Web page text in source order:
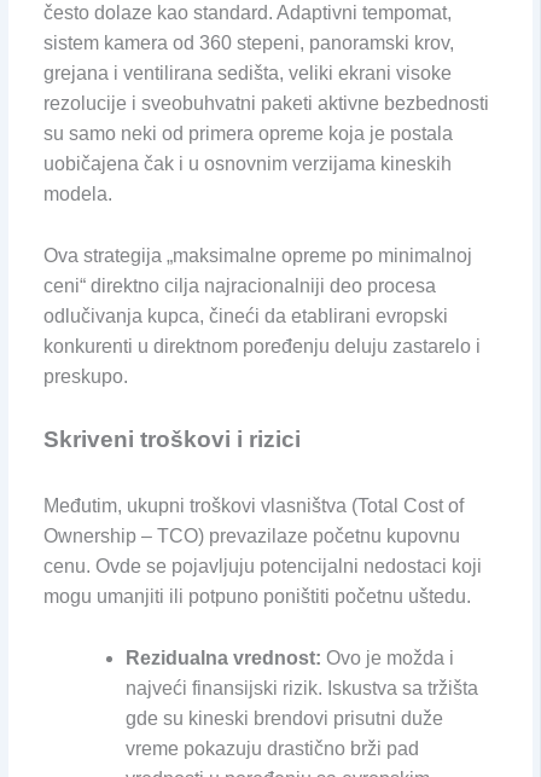
često dolaze kao standard. Adaptivni tempomat,
sistem kamera od 360 stepeni, panoramski krov,
grejana i ventilirana sedišta, veliki ekrani visoke
rezolucije i sveobuhvatni paketi aktivne bezbednosti
su samo neki od primera opreme koja je postala
uobičajena čak i u osnovnim verzijama kineskih
modela.
Ova strategija „maksimalne opreme po minimalnoj
ceni“ direktno cilja najracionalniji deo procesa
odlučivanja kupca, čineći da etablirani evropski
konkurenti u direktnom poređenju deluju zastarelo i
preskupo.
Skriveni troškovi i rizici
Međutim, ukupni troškovi vlasništva (Total Cost of
Ownership – TCO) prevazilaze početnu kupovnu
cenu. Ovde se pojavljuju potencijalni nedostaci koji
mogu umanjiti ili potpuno poništiti početnu uštedu.
Rezidualna vrednost: Ovo je možda i
najveći finansijski rizik. Iskustva sa tržišta
gde su kineski brendovi prisutni duže
vreme pokazuju drastično brži pad